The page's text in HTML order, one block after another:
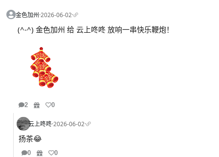
金色加州·2026-06-02·
(^-^) 金色加州 给 云上咚咚 放响一串快乐鞭炮！
2 0
云上咚咚·2026-06-02·
扬茶😂
0 0